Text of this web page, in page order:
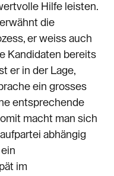
Hilfe leisten.
die
er weiss auch
Kandidaten bereits
er in der Lage,
ein grosses
entsprechende
macht man sich
abhängig
im